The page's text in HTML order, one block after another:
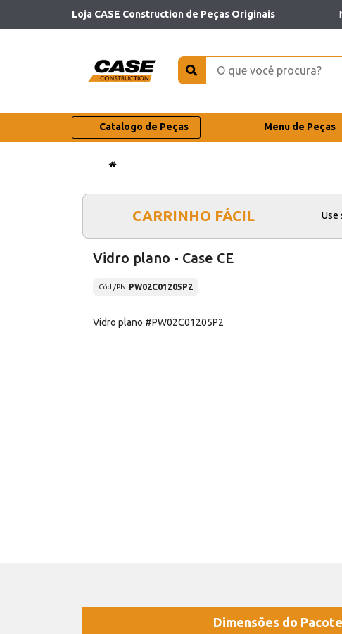
Loja CASE Construction de Peças Originais
Catalogo de Peças Menu de Peças
CARRINHO FÁCIL Use
Vidro plano - Case CE
Cód./PN PW02C01205P2
Vidro plano #PW02C01205P2
Dimensões do Pacote